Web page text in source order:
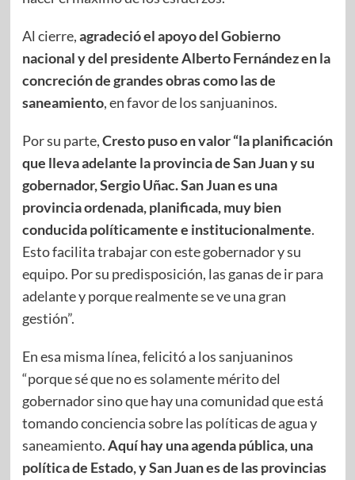
Al cierre,agradeció el apoyo del Gobierno
nacional y del presidente Alberto Fernández en la
concreción de grandes obras como las de
saneamiento, en favor de los sanjuaninos.
Por su parte,Cresto puso en valor “la planificación
que lleva adelante la provincia de San Juan y su
gobernador, Sergio Uñac. San Juan es una
provincia ordenada, planificada, muy bien
conducida políticamente e institucionalmente.
Esto facilita trabajar con este gobernador y su
equipo. Por su predisposición, las ganas de ir para
adelante y porque realmente se ve una gran
gestión”.
En esa misma línea, felicitó a los sanjuaninos
“porque sé que no es solamente mérito del
gobernador sino que hay una comunidad que está
tomando conciencia sobre las políticas de agua y
saneamiento.Aquí hay una agenda pública, una
política de Estado, y San Juan es de las provincias